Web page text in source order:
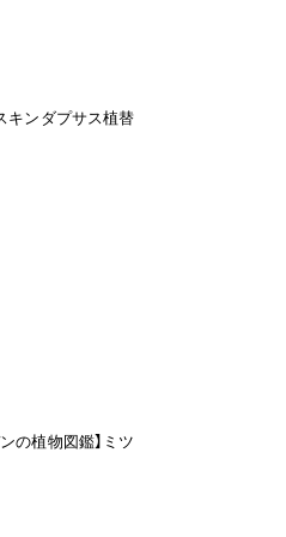
キンダプサス植替
の植物図鑑】ミツ